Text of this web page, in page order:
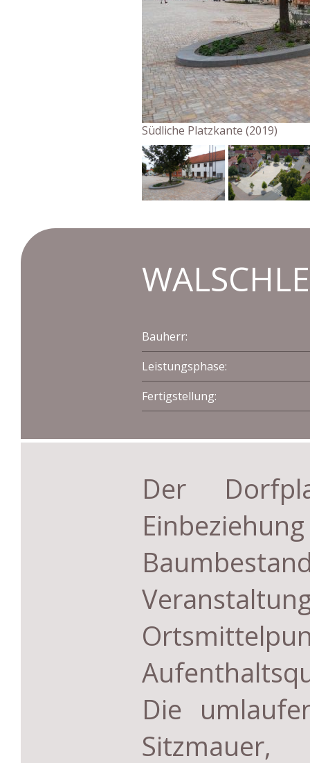
Südliche Platzkante (2019)
Bauherr:
Leistungsphase:
Fertigstellung:
Der
Die